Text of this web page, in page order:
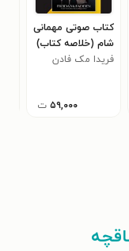
کتاب صوتی مهمانی
شام (خلاصه کتاب)
فریدا مک فادن
۵۹,۰۰۰ ت